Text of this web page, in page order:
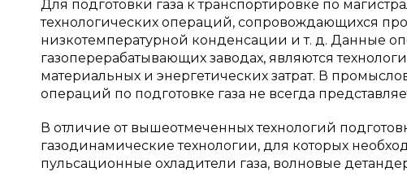
Для подготовки газа к транспортировке по
технологических операций, сопровождающихся
низкотемпературной конденсации и т. д. Данные
газоперерабатывающих заводах, являются
материальных и энергетических затрат. В
операций по подготовке газа не всегда
В отличие от вышеотмеченных технологий
газодинамические технологии, для которых
пульсационные охладители газа, волновые